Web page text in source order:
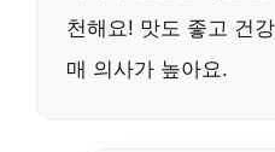
천해요! 맛도 좋고 건
매 의사가 높아요.